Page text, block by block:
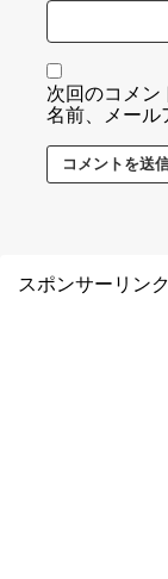
次回のコメン
名前、メール
スポンサーリンク